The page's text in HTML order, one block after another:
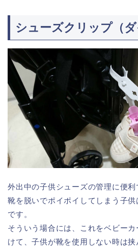
シューズクリップ（ダ
外出中の子供シューズの管理に便利
靴を脱いでポイポイしてしまう子
です。
そういう場合には、これをベビー
けて、子供が靴を使用しない時は挟